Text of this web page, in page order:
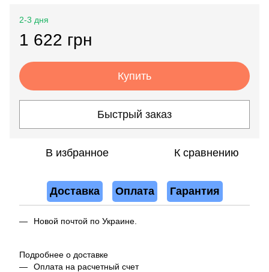
2-3 дня
1 622 грн
Купить
Быстрый заказ
В избранное К сравнению
Доставка Оплата Гарантия
Новой почтой по Украине.
Подробнее о доставке
Оплата на расчетный счет